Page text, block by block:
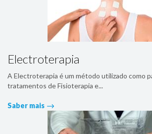
Electroterapia
A Electroterapia é um método utilizado como
tratamentos de Fisioterapia e...
Saber mais